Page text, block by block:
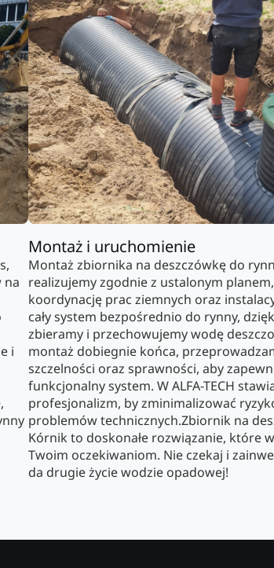
na
i
Montaż i uruchomienie
Montaż zbiornika na deszczówkę do
realizujemy zgodnie z ustalonym
koordynację prac ziemnych oraz
cały system bezpośrednio do rynny,
zbieramy i przechowujemy wodę
montaż dobiegnie końca,
szczelności oraz sprawności, aby
funkcjonalny system. W ALFA-TECH
profesjonalizm, by zminimalizować
problemów technicznych.Zbiornik na
Kórnik to doskonałe rozwiązanie, które
Twoim oczekiwaniom. Nie czekaj i
da drugie życie wodzie opadowej!